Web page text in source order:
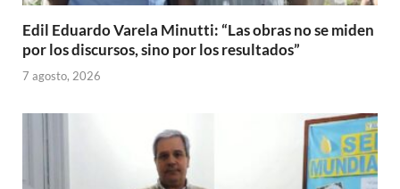
Edil Eduardo Varela Minutti: “Las obras no se miden
por los discursos, sino por los resultados”
7 agosto, 2026